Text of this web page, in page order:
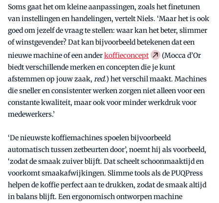
Soms gaat het om kleine aanpassingen, zoals het finetunen
van instellingen en handelingen, vertelt Niels. ‘Maar het is ook
goed om jezelf de vraag te stellen: waar kan het beter, slimmer
of winstgevender? Dat kan bijvoorbeeld betekenen dat een
nieuwe machine of een anderkoffieconcept
(Mocca d’Or
biedt verschillende merken en concepten die je kunt
afstemmen op jouw zaak, red.) het verschil maakt. Machines
die sneller en consistenter werken zorgen niet alleen voor een
constante kwaliteit, maar ook voor minder werkdruk voor
medewerkers.’
‘De nieuwste koffiemachines spoelen bijvoorbeeld
automatisch tussen zetbeurten door’, noemt hij als voorbeeld,
‘zodat de smaak zuiver blijft. Dat scheelt schoonmaaktijd en
voorkomt smaakafwijkingen. Slimme tools als de PUQPress
helpen de koffie perfect aan te drukken, zodat de smaak altijd
in balans blijft. Een ergonomisch ontworpen machine